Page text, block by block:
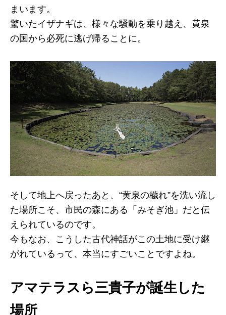
まいます。
驚いたイザナギは、様々な騒動を乗り越え、黄泉
の国から必死に逃げ帰ることに。
そして地上へ戻ったあと、“黄泉の穢れ”を洗い流し
た場所こそ、市民の森にある「みそぎ池」だと伝
えられているのです。
今もなお、こうした古代神話がこの土地に受け継
がれているって、本当にすごいことですよね。
アマテラスら三貴子が誕生した
場所